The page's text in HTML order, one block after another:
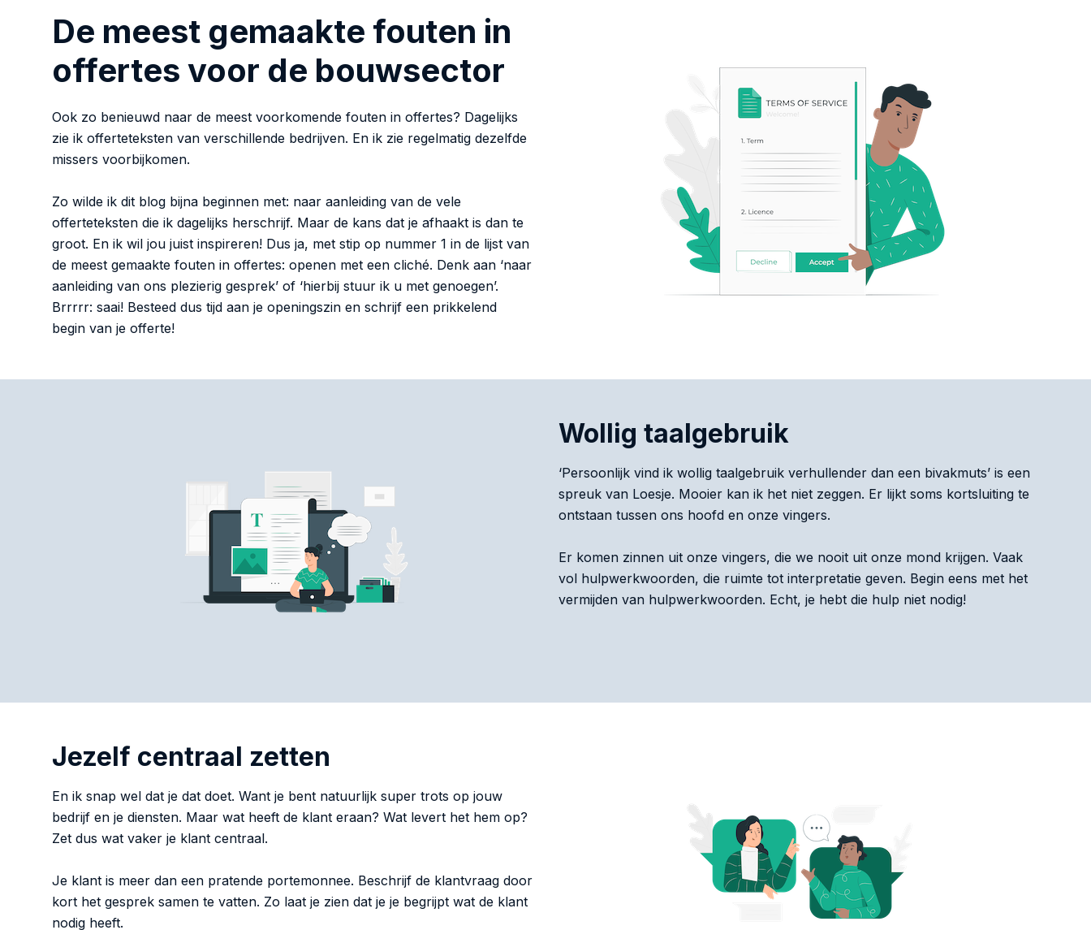
De meest gemaakte fouten in
offertes voor de bouwsector
Ook zo benieuwd naar de meest voorkomende fouten in offertes? Dagelijks
zie ik offerteteksten van verschillende bedrijven. En ik zie regelmatig dezelfde
missers voorbijkomen.
Zo wilde ik dit blog bijna beginnen met: naar aanleiding van de vele
offerteteksten die ik dagelijks herschrijf. Maar de kans dat je afhaakt is dan te
groot. En ik wil jou juist inspireren! Dus ja, met stip op nummer 1 in de lijst van
de meest gemaakte fouten in offertes: openen met een cliché. Denk aan ‘naar
aanleiding van ons plezierig gesprek’ of ‘hierbij stuur ik u met genoegen’.
Brrrrr: saai! Besteed dus tijd aan je openingszin en schrijf een prikkelend
begin van je offerte!
Wollig taalgebruik
‘Persoonlijk vind ik wollig taalgebruik verhullender dan een bivakmuts’ is een
spreuk van Loesje. Mooier kan ik het niet zeggen. Er lijkt soms kortsluiting te
ontstaan tussen ons hoofd en onze vingers.
Er komen zinnen uit onze vingers, die we nooit uit onze mond krijgen. Vaak
vol hulpwerkwoorden, die ruimte tot interpretatie geven. Begin eens met het
vermijden van hulpwerkwoorden. Echt, je hebt die hulp niet nodig!
Jezelf centraal zetten
En ik snap wel dat je dat doet. Want je bent natuurlijk super trots op jouw
bedrijf en je diensten. Maar wat heeft de klant eraan? Wat levert het hem op?
Zet dus wat vaker je klant centraal.
Je klant is meer dan een pratende portemonnee. Beschrijf de klantvraag door
kort het gesprek samen te vatten. Zo laat je zien dat je je begrijpt wat de klant
nodig heeft.